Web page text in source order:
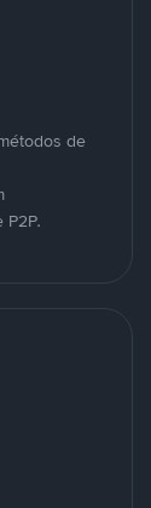
de